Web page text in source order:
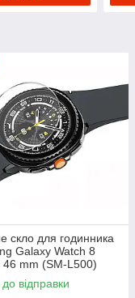
скло для годинника
Galaxy Watch 8
46 mm (SM-L500)
відправки